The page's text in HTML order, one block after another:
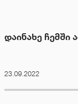
დაინახე ჩემში
23.09.2022